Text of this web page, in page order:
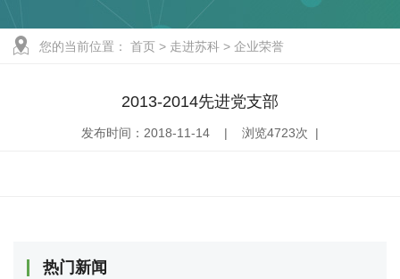
您的当前位置： 首页 > 走进苏科 > 企业荣誉
2013-2014先进党支部
发布时间：2018-11-14 | 浏览4723次 |
热门新闻